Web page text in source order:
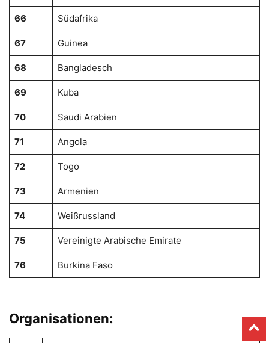
66 Südafrika
67 Guinea
68 Bangladesch
69 Kuba
70 Saudi Arabien
71 Angola
72 Togo
73 Armenien
74 Weißrussland
75 Vereinigte Arabische Emirate
76 Burkina Faso
Organisationen: